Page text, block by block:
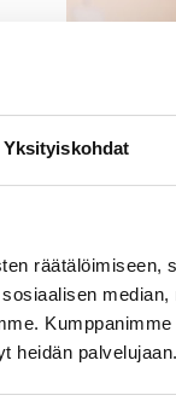
Yksityiskohdat
räätälöimiseen,
heidän palvelujaan.